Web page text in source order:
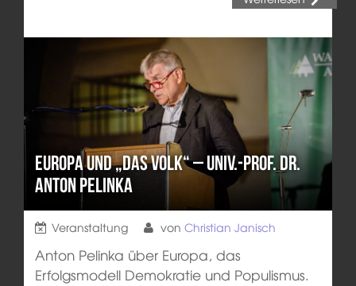
Europa und „das Volk“ – Univ.-Prof. Dr.
Anton Pelinka
Veranstaltung von Christian Janisch
Anton Pelinka über Europa, das
Erfolgsmodell Demokratie und Populismus.